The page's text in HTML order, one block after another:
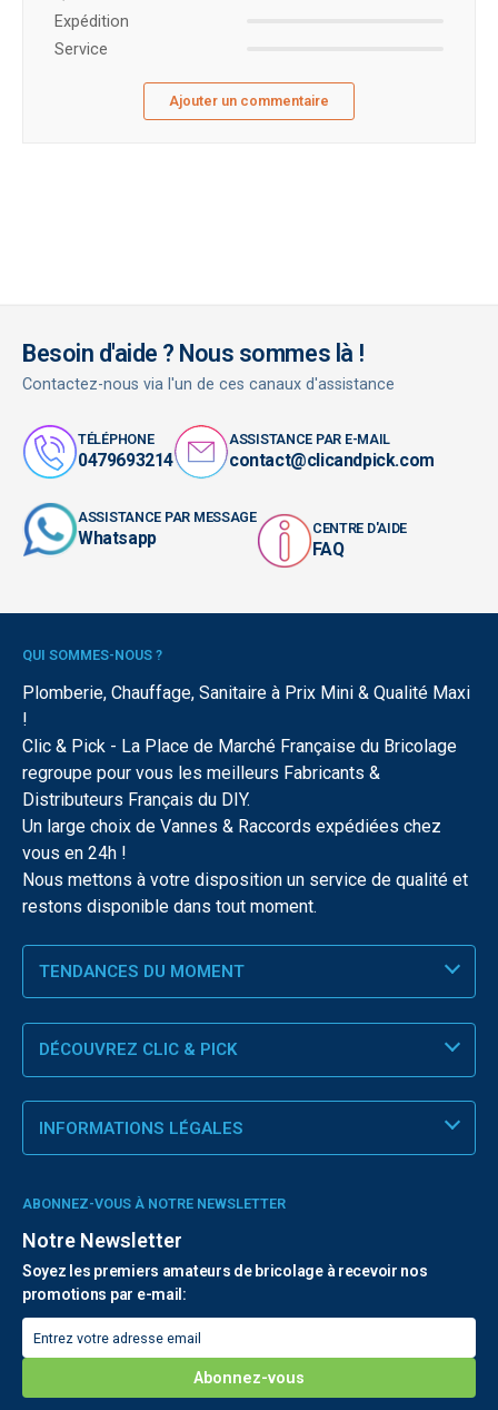
Expédition
Service
Ajouter un commentaire
Besoin d'aide ? Nous sommes là !
Contactez-nous via l'un de ces canaux d'assistance
TÉLÉPHONE
0479693214
ASSISTANCE PAR E-MAIL
contact@clicandpick.com
ASSISTANCE PAR MESSAGE
Whatsapp CENTRE D'AIDE
FAQ
QUI SOMMES-NOUS ?
Plomberie, Chauffage, Sanitaire à Prix Mini & Qualité Maxi
!
Clic & Pick - La Place de Marché Française du Bricolage
regroupe pour vous les meilleurs Fabricants &
Distributeurs Français du DIY.
Un large choix de Vannes & Raccords expédiées chez
vous en 24h !
Nous mettons à votre disposition un service de qualité et
restons disponible dans tout moment.
TENDANCES DU MOMENT
DÉCOUVREZ CLIC & PICK
INFORMATIONS LÉGALES
ABONNEZ-VOUS À NOTRE NEWSLETTER
Notre Newsletter
Soyez les premiers amateurs de bricolage à recevoir nos
promotions par e-mail: